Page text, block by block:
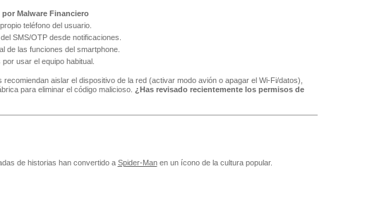
Malware Financiero
teléfono del usuario.
SMS/OTP desde notificaciones.
de las funciones del smartphone.
usar el equipo habitual.
aislar el dispositivo de la red (activar modo avión o apagar el Wi-Fi/datos),
para eliminar el código malicioso. ¿Has revisado recientemente los permisos de
de historias han convertido a Spider-Manen un ícono de la cultura popular.